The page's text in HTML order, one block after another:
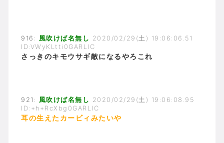
916: 風吹けば名無し 2020/02/29(土) 19:06:06.51
ID:VWyKLtti0GARLIC
さっきのキモウサギ敵になるやろこれ
921: 風吹けば名無し 2020/02/29(土) 19:06:08.95
ID:+h+RcXbg0GARLIC
耳の生えたカービィみたいや